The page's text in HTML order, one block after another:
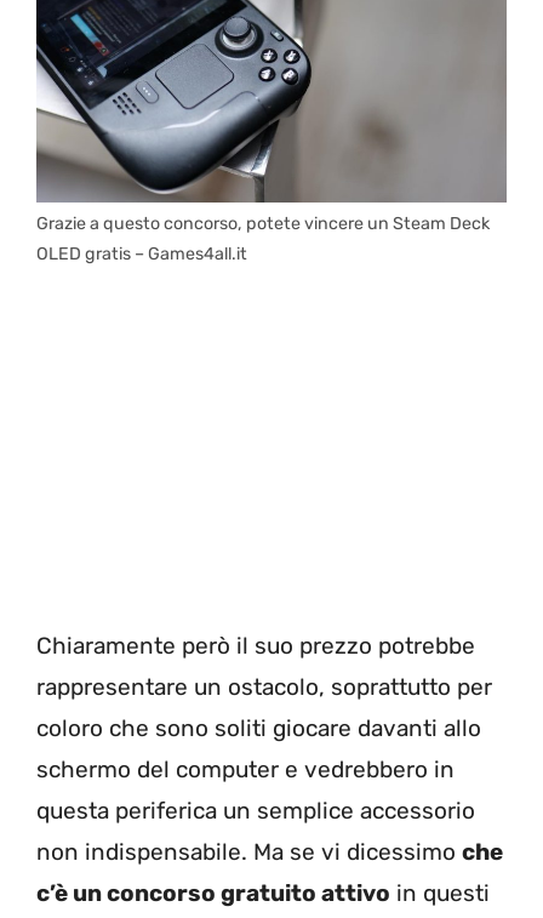
Grazie a questo concorso, potete vincere un Steam Deck
OLED gratis – Games4all.it
Chiaramente però il suo prezzo potrebbe
rappresentare un ostacolo, soprattutto per
coloro che sono soliti giocare davanti allo
schermo del computer e vedrebbero in
questa periferica un semplice accessorio
non indispensabile. Ma se vi dicessimo che
c’è un concorso gratuito attivo in questi